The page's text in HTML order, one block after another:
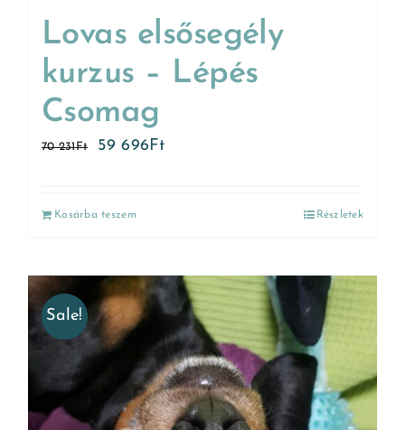
Lovas elsősegély
kurzus – Lépés
Csomag
70 231Ft 59 696 Ft
Kosárba teszem Részletek
Sale!